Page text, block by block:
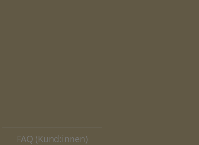
FAQ (Kund:innen)